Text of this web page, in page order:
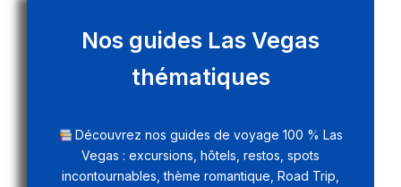
Nos guides Las Vegas
thématiques
Découvrez nos guides de voyage 100 % Las
Vegas : excursions, hôtels, restos, spots
incontournables, thème romantique, Road Trip,